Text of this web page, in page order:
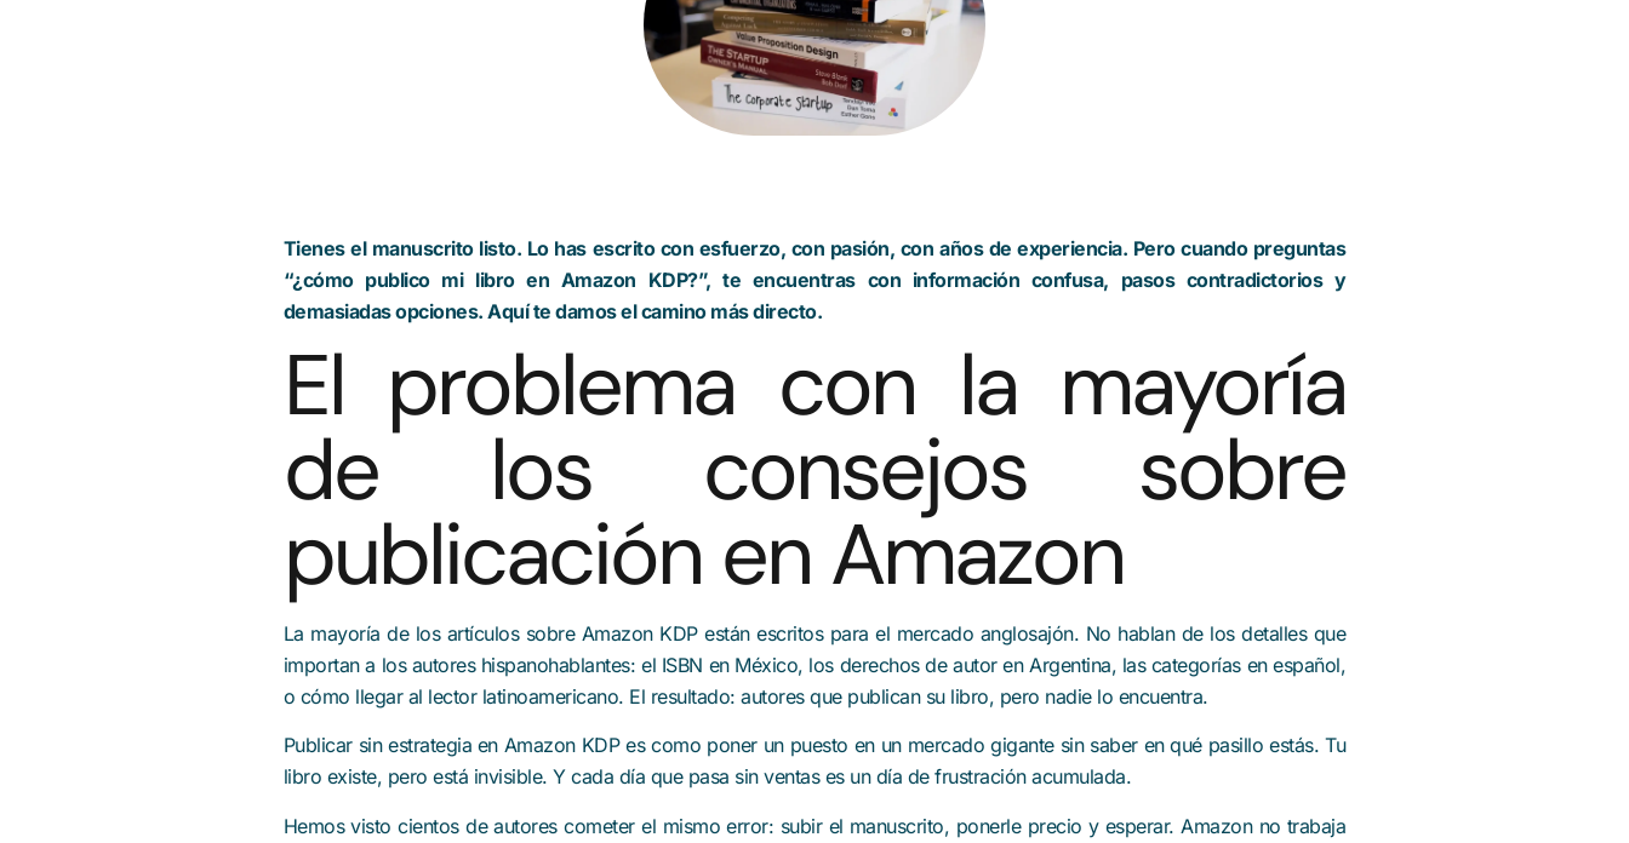
Tienes el manuscrito listo. Lo has escrito con esfuerzo, con pasión, con años de experiencia. Pero cuando preguntas
“¿cómo publico mi libro en Amazon KDP?”, te encuentras con información confusa, pasos contradictorios y
demasiadas opciones. Aquí te damos el camino más directo.
El problema con la mayoría
de los consejos sobre
publicación en Amazon
La mayoría de los artículos sobre Amazon KDP están escritos para el mercado anglosajón. No hablan de los detalles que
importan a los autores hispanohablantes: el ISBN en México, los derechos de autor en Argentina, las categorías en español,
o cómo llegar al lector latinoamericano. El resultado: autores que publican su libro, pero nadie lo encuentra.
Publicar sin estrategia en Amazon KDP es como poner un puesto en un mercado gigante sin saber en qué pasillo estás. Tu
libro existe, pero está invisible. Y cada día que pasa sin ventas es un día de frustración acumulada.
Hemos visto cientos de autores cometer el mismo error: subir el manuscrito, ponerle precio y esperar. Amazon no trabaja